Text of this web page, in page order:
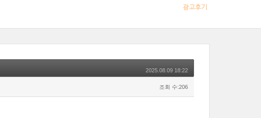
광고후기
2025.08.09 18:22
조회 수:206